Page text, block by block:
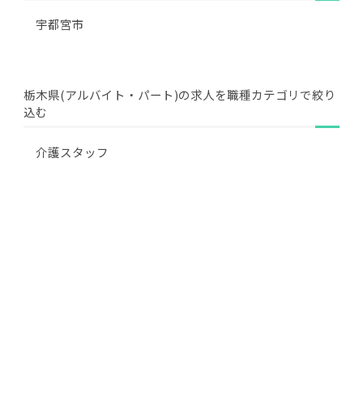
宇都宮市
栃木県(アルバイト・パート)の求人を職種カテゴリで絞り
込む
介護スタッフ